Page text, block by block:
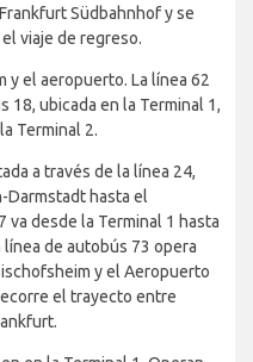
Südbahnhof y se
viaje de regreso.
y el aeropuerto. La línea 62
18, ubicada en la Terminal 1,
Terminal 2.
a través de la línea 24,
hasta el
va desde la Terminal 1 hasta
de autobús 73 opera
y el Aeropuerto
el trayecto entre